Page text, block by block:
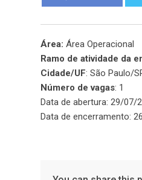
Área: Área Operacional
Ramo de atividade da
Cidade/UF: São Paulo/
Número de vagas: 1
Data de abertura: 29/07/
Data de encerramento: